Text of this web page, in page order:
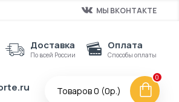
МЫ ВКОНТАКТЕ
Доставка
По всей России
Оплата
Способы оплаты
Товаров 0 (0р.)
0